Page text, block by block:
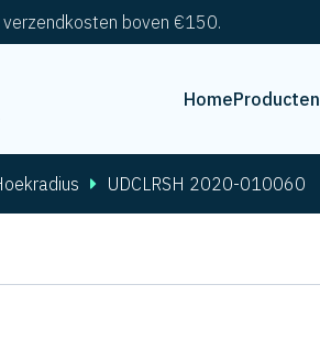
boven €150.
HomeProducten
UDCLRSH 2020-010060